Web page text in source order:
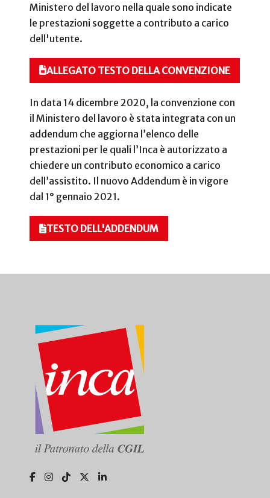
Ministero del lavoro nella quale sono indicate
le prestazioni soggette a contributo a carico
dell'utente.
ALLEGATO TESTO DELLA CONVENZIONE
In data 14 dicembre 2020, la convenzione con
il Ministero del lavoro è stata integrata con un
addendum che aggiorna l’elenco delle
prestazioni per le quali l’Inca è autorizzato a
chiedere un contributo economico a carico
dell’assistito. Il nuovo Addendum è in vigore
dal 1° gennaio 2021.
TESTO DELL'ADDENDUM